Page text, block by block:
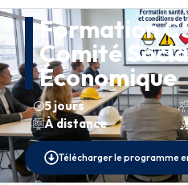
Formation
Comité
Économique
5 jours
À distance
Télécharger le programme